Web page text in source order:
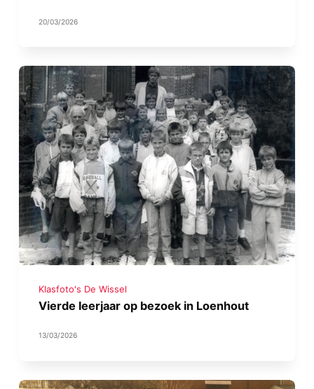
20/03/2026
Klasfoto's De Wissel
Vierde leerjaar op bezoek in Loenhout
13/03/2026